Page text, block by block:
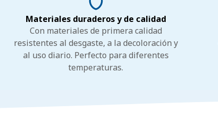
Materiales duraderos y de calidad
Con materiales de primera calidad
resistentes al desgaste, a la decoloración y
al uso diario. Perfecto para diferentes
temperaturas.